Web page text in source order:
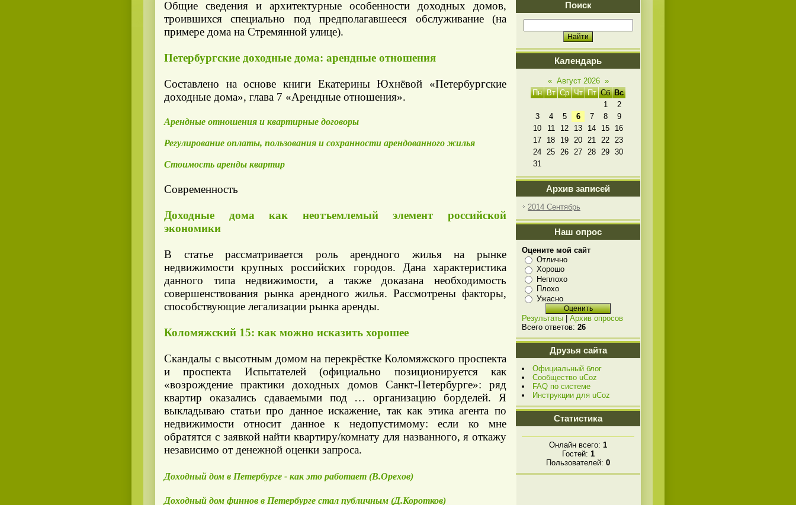
Общие сведения и архитектурные особенности доходных домов,
троившихся специально под предполагавшееся обслуживание (на
примере дома на Стремянной улице).
Петербургские доходные дома: арендные отношения
Составлено на основе книги Екатерины Юхнёвой «Петербургские
доходные дома», глава 7 «Арендные отношения».
Арендные отношения и квартирные договоры
Регулирование оплаты, пользования и сохранности арендованного жилья
Стоимость аренды квартир
Современность
Доходные дома как неотъемлемый элемент российской
экономики
В статье рассматривается роль арендного жилья на рынке
недвижимости крупных российских городов. Дана характеристика
данного типа недвижимости, а также доказана необходимость
совершенствования рынка арендного жилья. Рассмотрены факторы,
способствующие легализации рынка аренды.
Коломяжский 15: как можно исказить хорошее
Скандалы с высотным домом на перекрёстке Коломяжского проспекта
и проспекта Испытателей (официально позиционируется как
«возрождение практики доходных домов Санкт-Петербурге»: ряд
квартир оказались сдаваемыми под … организацию борделей. Я
выкладываю статьи про данное искажение, так как этика агента по
недвижимости относит данное к недопустимому: если ко мне
обратятся с заявкой найти квартиру/комнату для названного, я откажу
независимо от денежной оценки запроса.
Доходный дом в Петербурге - как это работает (В.Орехов)
Доходный дом финнов в Петербурге стал публичным (Д.Коротков)
Поиск
Календарь
« Август 2026 »
Пн Вт Ср Чт Пт Сб Вс
1
2
3
4 5 6 7 8
9
10
11 12 13 14 15
16
17
18 19 20 21 22 23
24 25 26 27 28 29 30
31
Архив записей
2014 Сентябрь
Наш опрос
Оцените мой сайт
Отлично
Хорошо
Неплохо
Плохо
Ужасно
Результаты
Архив опросов
Всего ответов: 26
Друзья сайта
Официальный блог
Сообщество uCoz
FAQ по системе
Инструкции для uCoz
Статистика
Онлайн всего: 1
Гостей: 1
Пользователей: 0